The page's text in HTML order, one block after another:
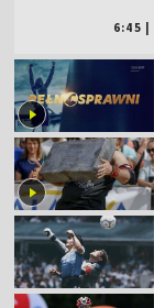
6:45